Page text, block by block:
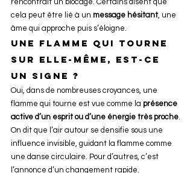
rencontrait un blocage. Certains disent que
cela peut être lié à un message hésitant, une
âme qui approche puis s’éloigne.
Une flamme qui tourne
sur elle-même, est-ce
un signe ?
Oui, dans de nombreuses croyances, une
flamme qui tourne est vue comme la présence
active d’un esprit ou d’une énergie très proche.
On dit que l’air autour se densifie sous une
influence invisible, guidant la flamme comme
une danse circulaire. Pour d’autres, c’est
l’annonce d’un changement rapide.